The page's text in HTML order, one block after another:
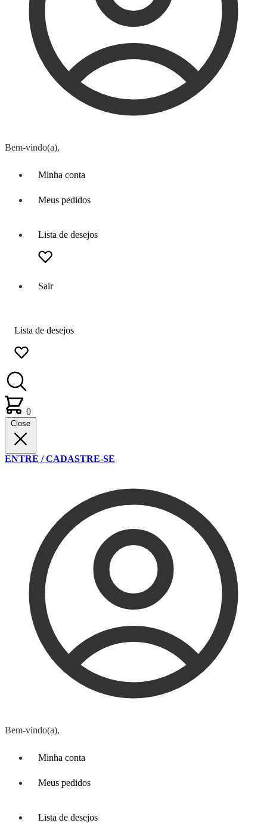
Bem-vindo(a),
Minha conta
Meus pedidos
Lista de desejos
Sair
Lista de desejos
0
Close
ENTRE / CADASTRE-SE
Bem-vindo(a),
Minha conta
Meus pedidos
Lista de desejos